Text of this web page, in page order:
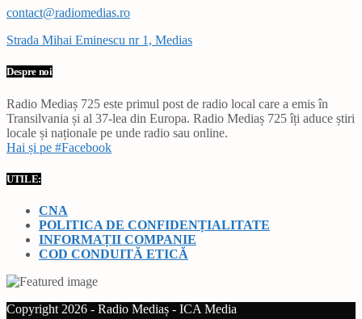
contact@radiomedias.ro
Strada Mihai Eminescu nr 1, Medias
Despre noi
Radio Mediaș 725 este primul post de radio local care a emis în
Transilvania și al 37-lea din Europa. Radio Mediaș 725 îți aduce știri
locale și naționale pe unde radio sau online.
Hai și pe #Facebook
UTILE:
CNA
POLITICA DE CONFIDENȚIALITATE
INFORMAȚII COMPANIE
COD CONDUITĂ ETICĂ
Copyright 2026 - Radio Mediaș - ICA Media